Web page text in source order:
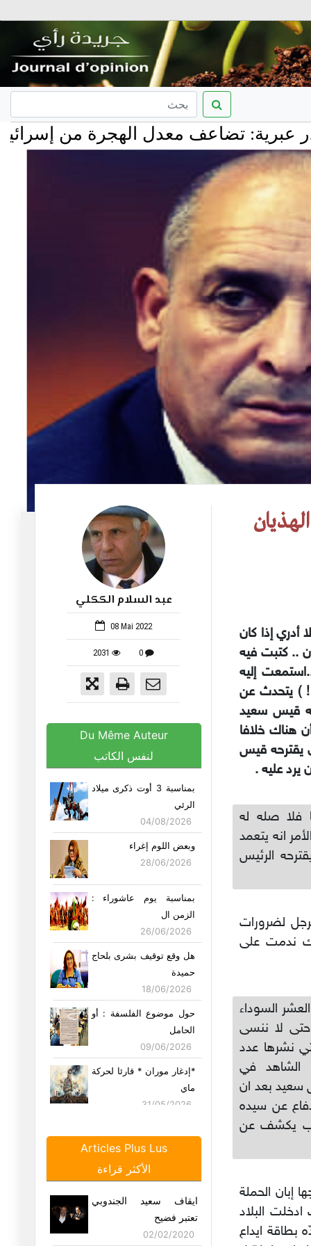
معدل الهجرة من إسرائيل وخسائر
عبد السلام الككلي
08 Mai 2022
2031 0
Du Même Auteur
لنفس الكاتب
بمناسبة 3 أوت ذكرى ميلاد
الرئي
04/08/2026
وبعض اللوم إغراء
28/06/2026
بمناسبة يوم عاشوراء :
الزمن ال
26/06/2026
هل وقع توقيف بشرى بلحاج
حميدة
18/06/2026
حول موضوع الفلسفة : أو
الحامل
09/06/2026
*إدغار موران * قارئا لحركة
ماي
31/05/2026
23/05/2026
22/05/2026
مشاهد من زمن الغلبة "
Articles Plus Lus
الأكثر قراءة
ايقاف سعيد الجندوبي
تعتبر فضيح
02/02/2020
أدري إذا كان
.. كتبت فيه
..استمعت إليه
! ) يتحدث عن
قيس سعيد
هناك خلافا
يقترحه قيس
يرد عليه .
فلا صله له
انه يتعمد
الرئيس
لضرورات
ندمت على
السوداء
لا ننسى
نشرها عدد
الشاهد في
لقيس سعيد بعد ان
عن سيده
يكشف عن
إبان الحملة
ادخلت البلاد
ايداع